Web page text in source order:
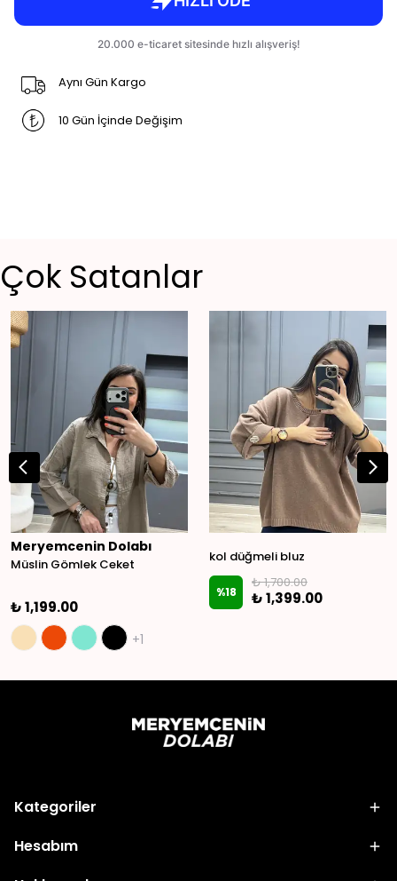
Aynı Gün Kargo
10 Gün İçinde Değişim
Çok Satanlar
Meryemcenin Dolabı
Müslin Gömlek Ceket
₺ 1,199.00
+1
kol düğmeli bluz
%18
₺ 1,700.00
₺ 1,399.00
Kategoriler
Hesabım